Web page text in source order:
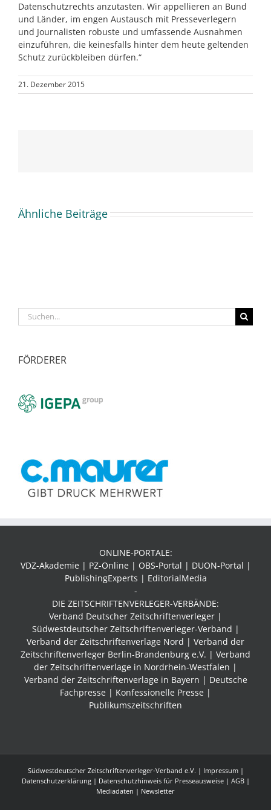
Datenschutzrechts anzutasten. Wir appellieren an Bund
und Länder, im engen Austausch mit Presseverlegern
und Journalisten robuste und umfassende Ausnahmen
einzuführen, die keinesfalls hinter dem heute geltenden
Schutz zurückbleiben dürfen.“
21. Dezember 2015
Ähnliche Beiträge
Suche
nach:
FÖRDERER
ONLINE-PORTALE:
VDZ-Akademie | PZ-Online | OBS-Portal | DUON-Portal |
PublishingExperts | EditorialMedia
-
DIE ZEITSCHRIFTENVERLEGER-VERBÄNDE:
Verband Deutscher Zeitschriftenverleger |
Südwestdeutscher Zeitschriftenverleger-Verband |
Verband der Zeitschriftenverlage Nord | Verband der
Zeitschriftenverleger Berlin-Brandenburg e.V. | Verband
der Zeitschriftenverlage in Nordrhein-Westfalen |
Verband der Zeitschriftenverlage in Bayern | Deutsche
Fachpresse | Konfessionelle Presse |
Publikumszeitschriften
Südwestdeutscher Zeitschriftenverleger-Verband e.V. | Impressum|
Datenschutzerklärung| Datenschutzhinweis für Presseausweise| AGB|
Mediadaten | Newsletter